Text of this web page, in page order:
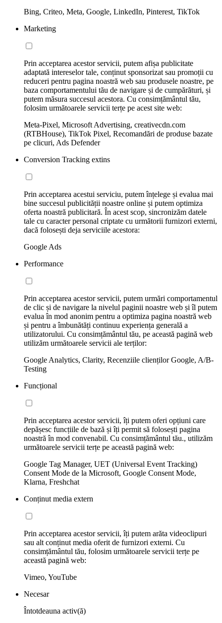
Bing, Criteo, Meta, Google, LinkedIn, Pinterest, TikTok
Marketing
Prin acceptarea acestor servicii, putem afișa publicitate
adaptată intereselor tale, conținut sponsorizat sau promoții cu
reduceri pentru pagina noastră web sau produsele noastre, pe
baza comportamentului tău de navigare și de cumpărături, și
putem măsura succesul acestora. Cu consimțământul tău,
folosim următoarele servicii terțe pe acest site web:
Meta-Pixel, Microsoft Advertising, creativecdn.com
(RTBHouse), TikTok Pixel, Recomandări de produse bazate
pe clicuri, Ads Defender
Conversion Tracking extins
Prin acceptarea acestui serviciu, putem înțelege și evalua mai
bine succesul publicității noastre online și putem optimiza
oferta noastră publicitară. În acest scop, sincronizăm datele
tale cu caracter personal criptate cu următorii furnizori externi,
dacă folosești deja serviciile acestora:
Google Ads
Performance
Prin acceptarea acestor servicii, putem urmări comportamentul
de clic și de navigare la nivelul paginii noastre web și îl putem
evalua în mod anonim pentru a optimiza pagina noastră web
și pentru a îmbunătăți continuu experiența generală a
utilizatorului. Cu consimțământul tău, pe această pagină web
utilizăm următoarele servicii ale terților:
Google Analytics, Clarity, Recenziile clienților Google, A/B-
Testing
Funcțional
Prin acceptarea acestor servicii, îți putem oferi opțiuni care
depășesc funcțiile de bază și îți permit să folosești pagina
noastră în mod convenabil. Cu consimțământul tău., utilizăm
următoarele servicii terțe pe această pagină web:
Google Tag Manager, UET (Universal Event Tracking)
Consent Mode de la Microsoft, Google Consent Mode,
Klarna, Freshchat
Conținut media extern
Prin acceptarea acestor servicii, îți putem arăta videoclipuri
sau alt conținut media oferit de furnizori externi. Cu
consimțământul tău, folosim următoarele servicii terțe pe
această pagină web:
Vimeo, YouTube
Necesar
Întotdeauna activ(ă)